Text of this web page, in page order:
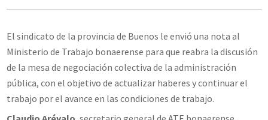
El sindicato de la provincia de Buenos le envió una nota al
Ministerio de Trabajo bonaerense para que reabra la discusión
de la mesa de negociación colectiva de la administración
pública, con el objetivo de actualizar haberes y continuar el
trabajo por el avance en las condiciones de trabajo.